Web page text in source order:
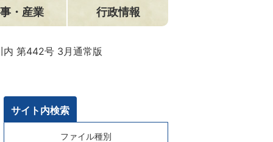
・産業 行政情報
内 第442号 3月通常版
サイト内検索
ファイル種別